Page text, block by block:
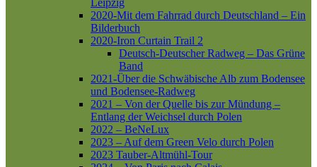
Leipzig
2020-Mit dem Fahrrad durch Deutschland – Ein
Bilderbuch
2020-Iron Curtain Trail 2
Deutsch-Deutscher Radweg – Das Grüne
Band
2021-Über die Schwäbische Alb zum Bodensee
und Bodensee-Radweg
2021 – Von der Quelle bis zur Mündung –
Entlang der Weichsel durch Polen
2022 – BeNeLux
2023 – Auf dem Green Velo durch Polen
2023 Tauber-Altmühl-Tour